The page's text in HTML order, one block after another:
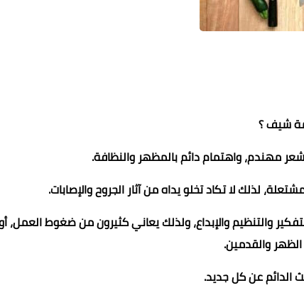
شيف ؟
مهندم، واهتمام دائم بالمظهر والنظافة.
لذلك لا تكاد تخلو يداه من آثار الجروح والإصابات.
والتنظيم والإبداع، ولذلك يعاني كثيرون من ضغوط العمل،
والقدمين.
الدائم عن كل جديد.
19 مايو 202219 مايو 202219 مايو 202218 مايو 2022
محمد ابو سيف
18 مايو 2022